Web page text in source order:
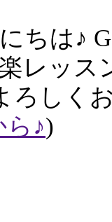
ちは♪
レッス
ろしく
♪)